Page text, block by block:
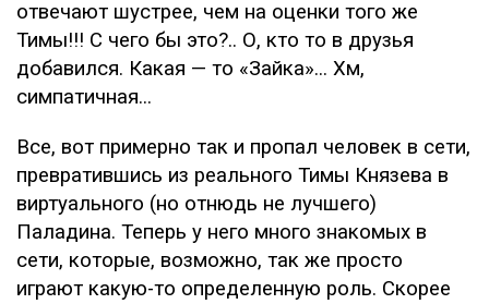
отвечают шустрее, чем на оценки того же
Тимы!!! С чего бы это?.. О, кто то в друзья
добавился. Какая — то «Зайка»... Хм,
симпатичная...
Все, вот примерно так и пропал человек в сети,
превратившись из реального Тимы Князева в
виртуального (но отнюдь не лучшего)
Паладина. Теперь у него много знакомых в
сети, которые, возможно, так же просто
играют какую-то определенную роль. Скорее